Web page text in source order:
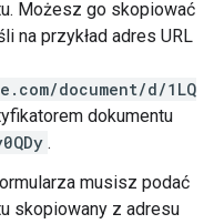
Możesz go skopiować
na przykład adres URL
document/d/1LQ
dokumentu
.
musisz podać
skopiowany z adresu